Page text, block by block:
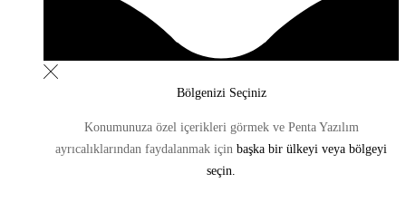
Bölgenizi Seçiniz
Konumunuza özel içerikleri görmek ve Penta Yazılım
ayrıcalıklarından faydalanmak için başka bir ülkeyi veya bölgeyi
seçin.